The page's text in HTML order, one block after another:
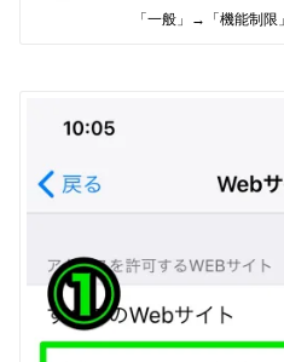
「一般」→「機能制限